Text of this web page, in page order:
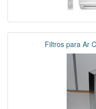
Filtros para Ar